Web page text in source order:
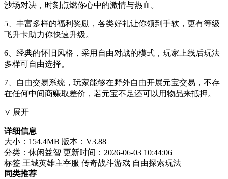
沙场对决，时刻点燃你心中的激情与热血。
5、丰富多样的福利奖励，各类好礼让你领到手软，更有等级
飞升卡助力你快速升级。
6、经典的怀旧风格，采用自由对战的模式，玩家上线后玩法
多样可自由选择。
7、自由交易系统，玩家能够在野外自由开展元宝交易，不存
在任何中间商赚取差价，若元宝不足还可以用物品来抵押。
∨ 展开
详细信息
大小：154.4MB 版本：V3.88
分类：休闲益智 更新时间：2026-06-03 10:44:06
标签 王城英雄主宰服 传奇战斗游戏 自由探索玩法
同类推荐